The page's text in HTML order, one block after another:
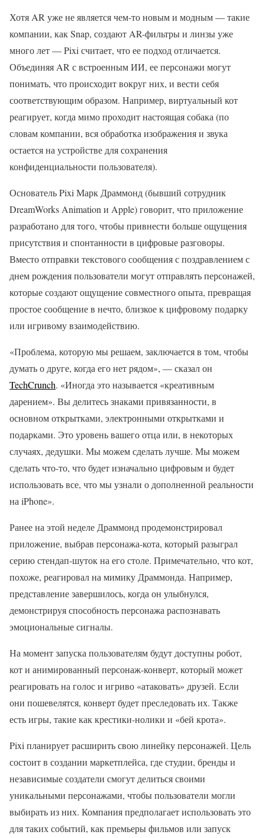
Хотя AR уже не является чем-то новым и модным — такие
компании, как Snap, создают AR-фильтры и линзы уже
много лет — Pixi считает, что ее подход отличается.
Объединяя AR с встроенным ИИ, ее персонажи могут
понимать, что происходит вокруг них, и вести себя
соответствующим образом. Например, виртуальный кот
реагирует, когда мимо проходит настоящая собака (по
словам компании, вся обработка изображения и звука
остается на устройстве для сохранения
конфиденциальности пользователя).
Основатель Pixi Марк Драммонд (бывший сотрудник
DreamWorks Animation и Apple) говорит, что приложение
разработано для того, чтобы привнести больше ощущения
присутствия и спонтанности в цифровые разговоры.
Вместо отправки текстового сообщения с поздравлением с
днем ​​рождения пользователи могут отправлять персонажей,
которые создают ощущение совместного опыта, превращая
простое сообщение в нечто, близкое к цифровому подарку
или игривому взаимодействию.
«Проблема, которую мы решаем, заключается в том, чтобы
думать о друге, когда его нет рядом», — сказал он
TechCrunch. «Иногда это называется «креативным
дарением». Вы делитесь знаками привязанности, в
основном открытками, электронными открытками и
подарками. Это уровень вашего отца или, в некоторых
случаях, дедушки. Мы можем сделать лучше. Мы можем
сделать что-то, что будет изначально цифровым и будет
использовать все, что мы узнали о дополненной реальности
на iPhone».
Ранее на этой неделе Драммонд продемонстрировал
приложение, выбрав персонажа-кота, который разыграл
серию стендап-шуток на его столе. Примечательно, что кот,
похоже, реагировал на мимику Драммонда. Например,
представление завершилось, когда он улыбнулся,
демонстрируя способность персонажа распознавать
эмоциональные сигналы.
На момент запуска пользователям будут доступны робот,
кот и анимированный персонаж-конверт, который может
реагировать на голос и игриво «атаковать» друзей. Если
они пошевелятся, конверт будет преследовать их. Также
есть игры, такие как крестики-нолики и «бей крота».
Pixi планирует расширить свою линейку персонажей. Цель
состоит в создании маркетплейса, где студии, бренды и
независимые создатели смогут делиться своими
уникальными персонажами, чтобы пользователи могли
выбирать из них. Компания предполагает использовать это
для таких событий, как премьеры фильмов или запуск